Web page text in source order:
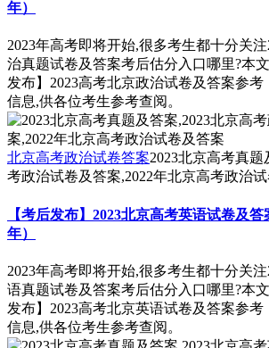
年）
2023年高考即将开始,很多考生都十分关
治真题试卷及答案考后估分入口哪里?本
发布】2023高考北京政治试卷及答案参考
信息,供各位考生参考查阅。
北京高考政治试卷答案2023北京高考真题
考政治试卷及答案,2022年北京高考政治
【考后发布】2023北京高考英语试卷及
年）
2023年高考即将开始,很多考生都十分关
语真题试卷及答案考后估分入口哪里?本
发布】2023高考北京英语试卷及答案参考
信息,供各位考生参考查阅。